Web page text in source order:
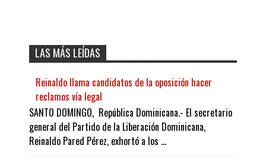
LAS MÁS LEÍDAS
Reinaldo llama candidatos de la oposición hacer
reclamos vía legal
SANTO DOMINGO, República Dominicana.- El secretario
general del Partido de la Liberación Dominicana,
Reinaldo Pared Pérez, exhortó a los ...